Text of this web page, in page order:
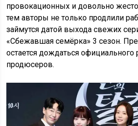
провокационных и довольно
тем авторы не только продлили
займутся датой выхода свежих
«Сбежавшая семёрка» 3 сезон.
остается дождаться
продюсеров.